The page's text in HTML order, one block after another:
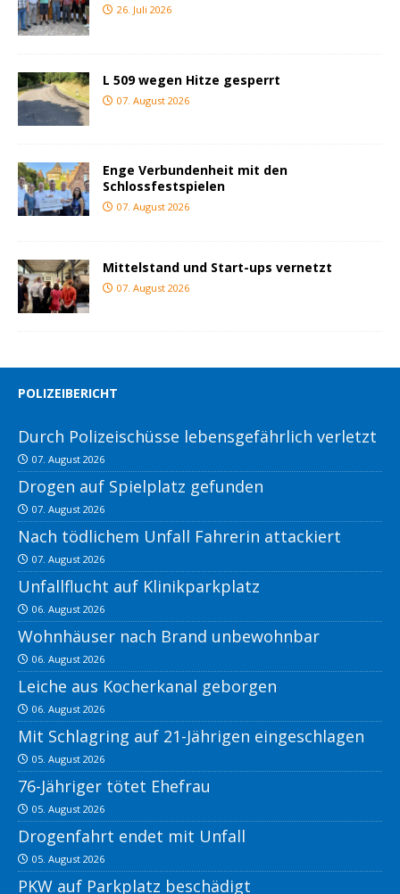
26. Juli 2026
L 509 wegen Hitze gesperrt
07. August 2026
Enge Verbundenheit mit den
Schlossfestspielen
07. August 2026
Mittelstand und Start-ups vernetzt
07. August 2026
POLIZEIBERICHT
Durch Polizeischüsse lebensgefährlich verletzt
07. August 2026
Drogen auf Spielplatz gefunden
07. August 2026
Nach tödlichem Unfall Fahrerin attackiert
07. August 2026
Unfallflucht auf Klinikparkplatz
06. August 2026
Wohnhäuser nach Brand unbewohnbar
06. August 2026
Leiche aus Kocherkanal geborgen
06. August 2026
Mit Schlagring auf 21-Jährigen eingeschlagen
05. August 2026
76-Jähriger tötet Ehefrau
05. August 2026
Drogenfahrt endet mit Unfall
05. August 2026
PKW auf Parkplatz beschädigt